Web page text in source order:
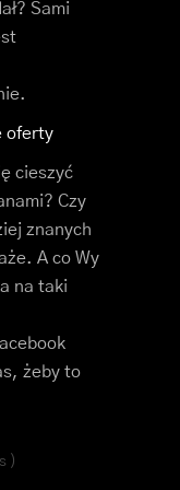
Sami
oferty
cieszyć
Czy
znanych
A co Wy
na taki
żeby to
)